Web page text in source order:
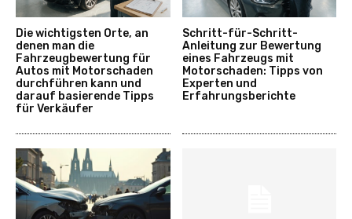
Die wichtigsten Orte, an
denen man die
Fahrzeugbewertung für
Autos mit Motorschaden
durchführen kann und
darauf basierende Tipps
für Verkäufer
Schritt-für-Schritt-
Anleitung zur Bewertung
eines Fahrzeugs mit
Motorschaden: Tipps von
Experten und
Erfahrungsberichte